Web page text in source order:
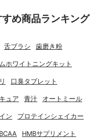
め商品ランキング
舌ブラシ 歯磨き粉
ホワイトニングキット
口臭タブレット
ュア 青汁 オートミール
ン プロテインシェイカー
BCAA HMBサプリメント